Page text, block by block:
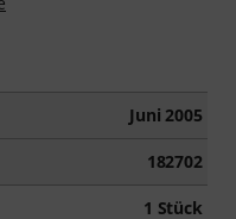
Juni 2005
182702
1 Stück